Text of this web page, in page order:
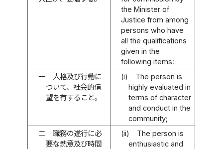
the Minister of
Justice from among
persons who have
all the qualifications
given in the
following items:
一
人格及び行動に
ついて、社会的信
望を有すること。
(i)
The person is
highly evaluated in
terms of character
and conduct in the
community;
二
職務の遂行に必
要な熱意及び時間
(ii)
The person is
enthusiastic and